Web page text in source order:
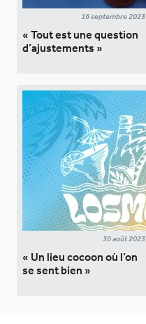
16 septembre 2023
« Tout est une question
d’ajustements »
30 août 2023
« Un lieu cocoon où l’on
se sent bien »